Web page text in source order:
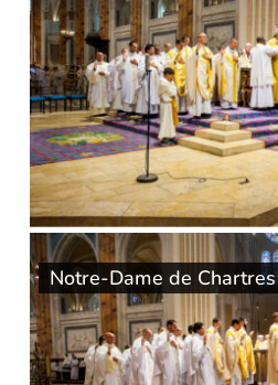
Notre-Dame de Chartres